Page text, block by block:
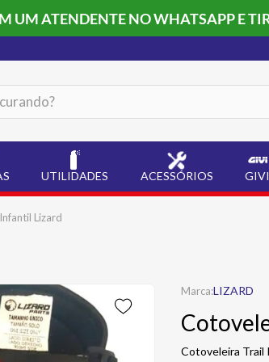
UM ATENDENTE NO WHATSAPP E
UTILIDADES ACESSÓRIOS GIVI
Lizard
LIZARD
Cotoveleira Trail